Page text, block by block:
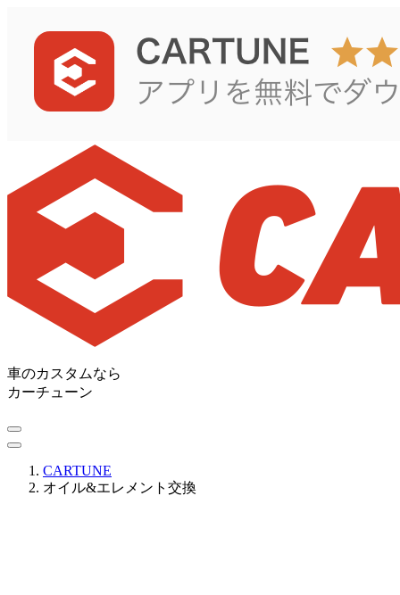
車のカスタムなら
カーチューン
CARTUNE
オイル&エレメント交換